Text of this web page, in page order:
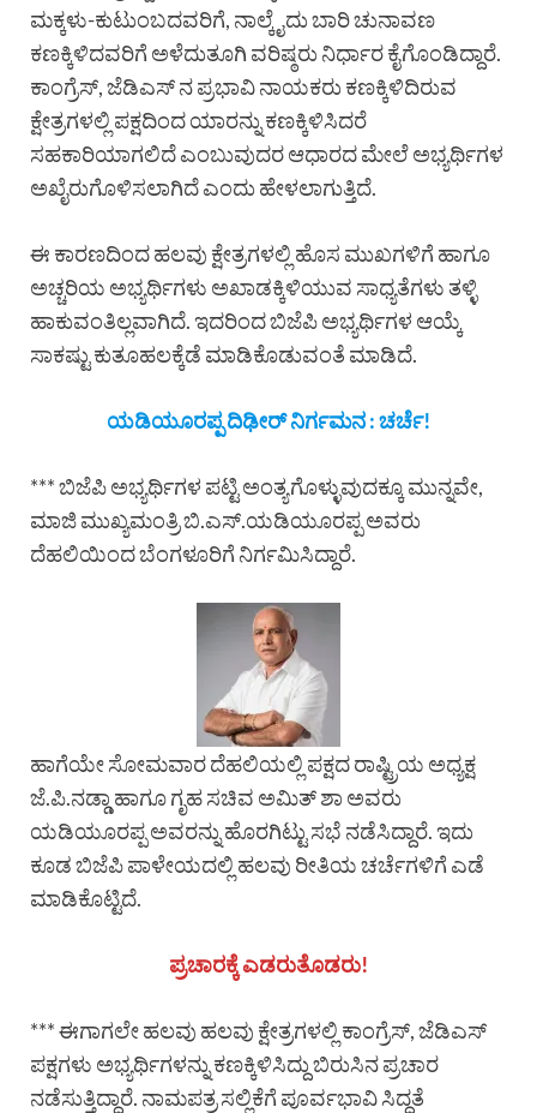
ಮಕ್ಕಳು-ಕುಟುಂಬದವರಿಗೆ, ನಾಲ್ಕೈದು ಬಾರಿ ಚುನಾವಣ
ಕಣಕ್ಕಿಳಿದವರಿಗೆ ಅಳೆದುತೂಗಿ ವರಿಷ್ಠರು ನಿರ್ಧಾರ ಕೈಗೊಂಡಿದ್ದಾರೆ.
ಕಾಂಗ್ರೆಸ್, ಜೆಡಿಎಸ್ ನ ಪ್ರಭಾವಿ ನಾಯಕರು ಕಣಕ್ಕಿಳಿದಿರುವ
ಕ್ಷೇತ್ರಗಳಲ್ಲಿ ಪಕ್ಷದಿಂದ ಯಾರನ್ನು ಕಣಕ್ಕಿಳಿಸಿದರೆ
ಸಹಕಾರಿಯಾಗಲಿದೆ ಎಂಬುವುದರ ಆಧಾರದ ಮೇಲೆ ಅಭ್ಯರ್ಥಿಗಳ
ಅಖೈರುಗೊಳಿಸಲಾಗಿದೆ ಎಂದು ಹೇಳಲಾಗುತ್ತಿದೆ.
ಈ ಕಾರಣದಿಂದ ಹಲವು ಕ್ಷೇತ್ರಗಳಲ್ಲಿ ಹೊಸ ಮುಖಗಳಿಗೆ ಹಾಗೂ
ಅಚ್ಚರಿಯ ಅಭ್ಯರ್ಥಿಗಳು ಅಖಾಡಕ್ಕಿಳಿಯುವ ಸಾಧ್ಯತೆಗಳು ತಳ್ಳಿ
ಹಾಕುವಂತಿಲ್ಲವಾಗಿದೆ. ಇದರಿಂದ ಬಿಜೆಪಿ ಅಭ್ಯರ್ಥಿಗಳ ಆಯ್ಕೆ
ಸಾಕಷ್ಟು ಕುತೂಹಲಕ್ಕೆಡೆ ಮಾಡಿಕೊಡುವಂತೆ ಮಾಡಿದೆ.
ಯಡಿಯೂರಪ್ಪ ದಿಢೀರ್ ನಿರ್ಗಮನ : ಚರ್ಚೆ!
*** ಬಿಜೆಪಿ ಅಭ್ಯರ್ಥಿಗಳ ಪಟ್ಟಿ ಅಂತ್ಯಗೊಳ್ಳುವುದಕ್ಕೂ ಮುನ್ನವೇ,
ಮಾಜಿ ಮುಖ್ಯಮಂತ್ರಿ ಬಿ.ಎಸ್.ಯಡಿಯೂರಪ್ಪ ಅವರು
ದೆಹಲಿಯಿಂದ ಬೆಂಗಳೂರಿಗೆ ನಿರ್ಗಮಿಸಿದ್ದಾರೆ.
ಹಾಗೆಯೇ ಸೋಮವಾರ ದೆಹಲಿಯಲ್ಲಿ ಪಕ್ಷದ ರಾಷ್ಟ್ರಿಯ ಅಧ್ಯಕ್ಷ
ಜೆ.ಪಿ.ನಡ್ಡಾ ಹಾಗೂ ಗೃಹ ಸಚಿವ ಅಮಿತ್ ಶಾ ಅವರು
ಯಡಿಯೂರಪ್ಪ ಅವರನ್ನು ಹೊರಗಿಟ್ಟು ಸಭೆ ನಡೆಸಿದ್ದಾರೆ. ಇದು
ಕೂಡ ಬಿಜೆಪಿ ಪಾಳೇಯದಲ್ಲಿ ಹಲವು ರೀತಿಯ ಚರ್ಚೆಗಳಿಗೆ ಎಡೆ
ಮಾಡಿಕೊಟ್ಟಿದೆ.
ಪ್ರಚಾರಕ್ಕೆ ಎಡರುತೊಡರು!
*** ಈಗಾಗಲೇ ಹಲವು ಹಲವು ಕ್ಷೇತ್ರಗಳಲ್ಲಿ ಕಾಂಗ್ರೆಸ್, ಜೆಡಿಎಸ್
ಪಕ್ಷಗಳು ಅಭ್ಯರ್ಥಿಗಳನ್ನು ಕಣಕ್ಕಿಳಿಸಿದ್ದು ಬಿರುಸಿನ ಪ್ರಚಾರ
ನಡೆಸುತ್ತಿದ್ದಾರೆ. ನಾಮಪತ್ರ ಸಲ್ಲಿಕೆಗೆ ಪೂರ್ವಭಾವಿ ಸಿದ್ದತೆ